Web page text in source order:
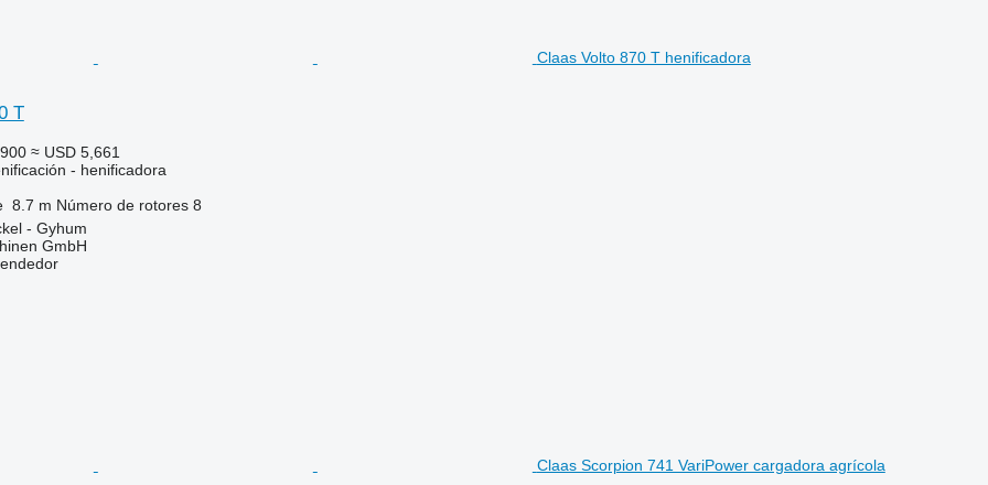
Claas Volto 870 T henificadora
T
≈ USD 5,661
- henificadora
8.7 m Número de rotores 8
- Gyhum
GmbH
Claas Scorpion 741 VariPower cargadora agrícola